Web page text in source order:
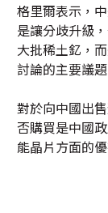
格里爾表示，
是讓分歧升級
大批稀土釔，
討論的主要議題
對於向中國出
否購買是中國
能晶片方面的